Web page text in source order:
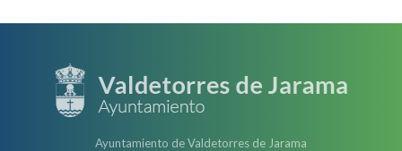
Ayuntamiento de Valdetorres de Jarama